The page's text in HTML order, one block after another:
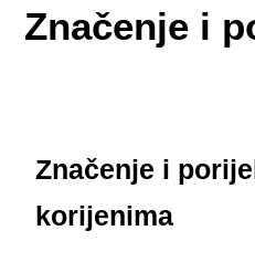
Značenje i
Značenje i
korijenima